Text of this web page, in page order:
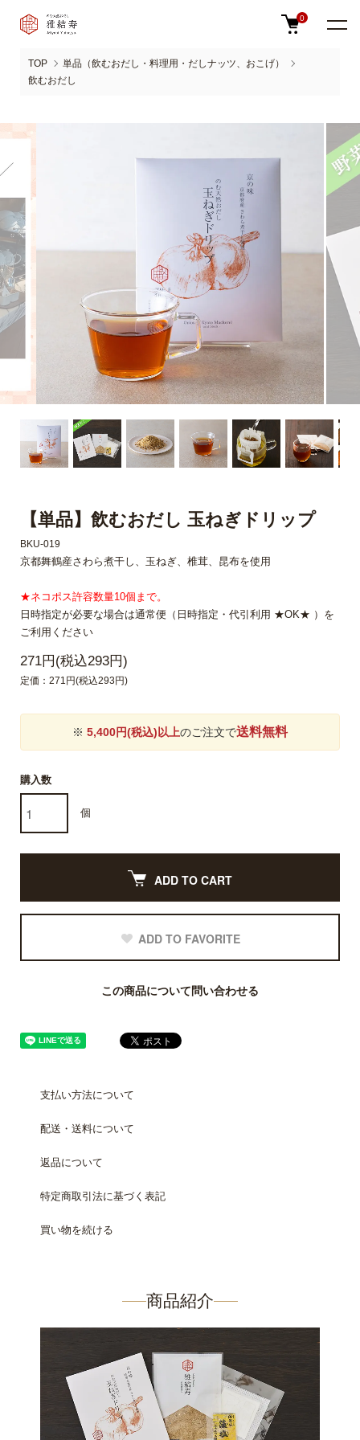
0
TOP
単品（飲むおだし・料理用・だしナッツ、おこげ）
飲むおだし
【単品】飲むおだし 玉ねぎドリップ
BKU-019
京都舞鶴産さわら煮干し、玉ねぎ、椎茸、昆布を使用
★ネコポス許容数量10個まで。
日時指定が必要な場合は通常便（日時指定・代引利用 ★OK★ ）を
ご利用ください
271円(税込293円)
定価：271円(税込293円)
※ 5,400円(税込)以上のご注文で送料無料
購入数
個
ADD TO CART
ADD TO FAVORITE
この商品について問い合わせる
支払い方法について
配送・送料について
返品について
特定商取引法に基づく表記
買い物を続ける
商品紹介